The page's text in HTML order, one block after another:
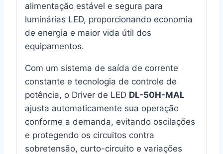
alimentação estável e segura para
luminárias LED, proporcionando economia
de energia e maior vida útil dos
equipamentos.
Com um sistema de saída de corrente
constante e tecnologia de controle de
potência, o Driver de LED DL-50H-MAL
ajusta automaticamente sua operação
conforme a demanda, evitando oscilações
e protegendo os circuitos contra
sobretensão, curto-circuito e variações